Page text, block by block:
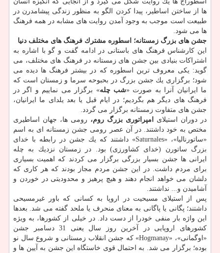
ها از ساختن اساطیر، پیدا كردن الگو به منظور زندگی پیشامدرن در
طبیعت است موجب به وجود آمدن روایت های مشابه در همه فرهنگ
ها می شود.
جشن های بزرگ زمستانه؛ اسطوره مشترك فرهنگ های مختلف دنیا
این كارشناس فرهنگ های باستانی در ادامه گفت و گو با اشاره به
اشتراكات بنیادی بین جشن های زمستانه در فرهنگ های مختلف، می
گوید: یكی معروف ترین اسطوره كه در بیشتر فرهنگ ها دیده می
شود؛ برگزاری یك جشن بزرگ در بحبوحه سرما و زمستان است كه
ما ایرانیان آنرا به صورت «شب چله» برگزار می نماییم و اگر در
فرهنگ های دیگر هم بگردیم؛ در ایام قبل یا بعد یلدای ما ایرانیان،
جشن های متفاوت زمستانه برگزار می گردد.
در دوران استیلای امپراتوری بزرگ روم، رومی ها، جهان اساطیری
مختص به خود داشتند. در آن عصر رومی جشن زمستانه ای به اسم
«ساتورنالیا»، «Saturnales» داشتند كه یك جشن در رابطه با خدای
بزرگ ساتورن (خدای كشاورزی) بود. در زمستان نزدیك به چله
ایرانی ها جشن بسیار بزرگی برگزار می كردند كه اهمیت بسیاری
برای مردم داشت. در این جشن مردم مجاز بودند كه هر كاری كه
دلشان می خواهد انجام دهند و هیچ پرهیز و محدودیتی در خوردن و
آشامیدن و... نداشتند.
پس از استیلای مسیحیت در اروپا به كسانی كه باور غیرمسیحی
داشتند؛ پگانی یا پاگانی به معنای منحرف یا ملحد گفته می شد. بعدها
این واژه بار منفی خودرا از دست داد. در خیلی از كشورها، به ویژه
كشورهای اروپایی در آخرین روز سال یعنی 31 دسامبر جشن
«اوگمانی»، «Hogmanay» كه جشن انقلاب زمستانی و شروع سال نو
بوده؛ برگزار می شد. به احتمال قوی خاستگاه این جشن به آیین ها و